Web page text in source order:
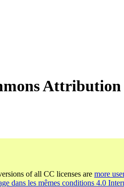
of all CC licenses are more
dans les mêmes conditions 4.0